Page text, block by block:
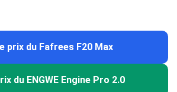
prix du Fafrees F20 Max
du ENGWE Engine Pro 2.0